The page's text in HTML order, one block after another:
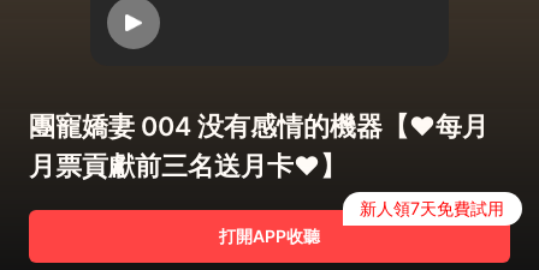
團寵嬌妻 004 没有感情的機器【♥每月
月票貢獻前三名送月卡♥】
打開APP收聽
新人領7天免費試用